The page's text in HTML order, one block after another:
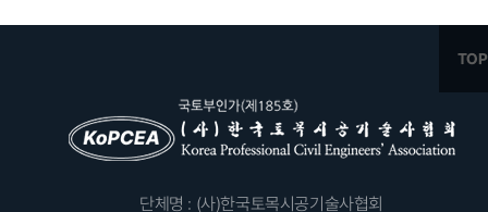
단체명 : (사)한국토목시공기술사협회